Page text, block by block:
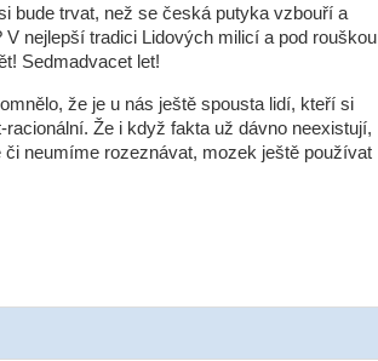
bude trvat, než se česká putyka vzbouří a
nejlepší tradici Lidových milicí a pod rouškou
Sedmadvacet let!
že je u nás ještě spousta lidí, kteří si
Že i když fakta už dávno neexistují,
neumíme rozeznávat, mozek ještě používat